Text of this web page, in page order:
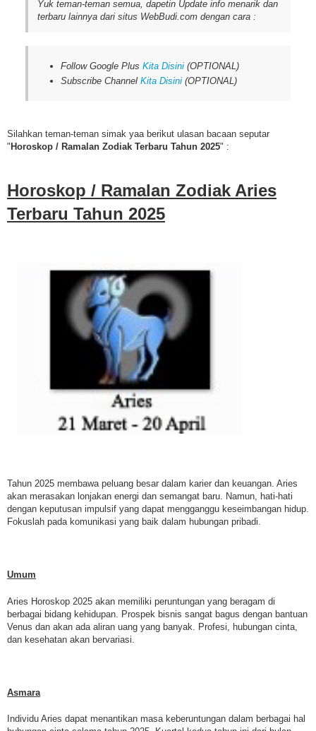
Yuk teman-teman semua, dapetin Update info menarik dan
terbaru lainnya dari situs WebBudi.com dengan cara :
Follow Google Plus Kita Disini(OPTIONAL)
Subscribe Channel Kita Disini(OPTIONAL)
Silahkan teman-teman simak yaa berikut ulasan bacaan seputar
" Horoskop / Ramalan Zodiak Terbaru Tahun 2025" :
Horoskop / Ramalan Zodiak Aries
Terbaru Tahun 2025
Tahun 2025 membawa peluang besar dalam karier dan keuangan. Aries
akan merasakan lonjakan energi dan semangat baru. Namun, hati-hati
dengan keputusan impulsif yang dapat mengganggu keseimbangan hidup.
Fokuslah pada komunikasi yang baik dalam hubungan pribadi.
Umum
Aries Horoskop 2025 akan memiliki peruntungan yang beragam di
berbagai bidang kehidupan. Prospek bisnis sangat bagus dengan bantuan
Venus dan akan ada aliran uang yang banyak. Profesi, hubungan cinta,
dan kesehatan akan bervariasi.
Asmara
Individu Aries dapat menantikan masa keberuntungan dalam berbagai hal